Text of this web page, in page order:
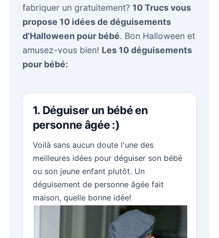
fabriquer un gratuitement? 10 Trucs vous
propose 10 idées de déguisements
d'Halloween pour bébé. Bon Halloween et
amusez-vous bien! Les 10 déguisements
pour bébé:
1. Déguiser un bébé en
personne âgée :)
Voilà sans aucun doute l'une des
meilleures idées pour déguiser son bébé
ou son jeune enfant plutôt. Un
déguisement de personne âgée fait
maison, quelle bonne idée!